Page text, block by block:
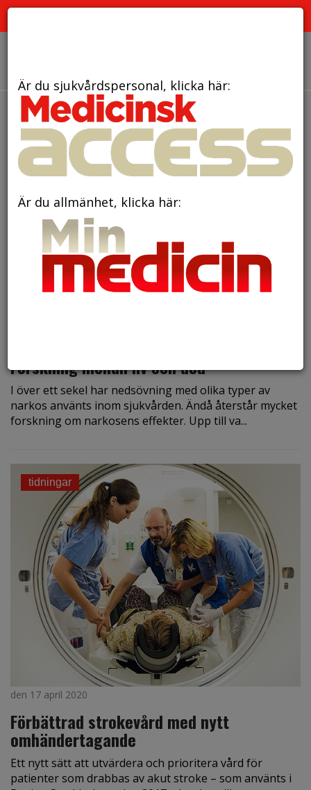
tidningar
Forskning mellan liv och död
I över ett sekel har nedsövning med olika typer av
narkos använts inom sjukvården. Ändå återstår mycket
forskning om narkosens effekter. Upp till va...
tidningar
den 17 april 2020
Förbättrad strokevård med nytt
omhändertagande
Ett nytt sätt att utvärdera och prioritera vård för
patienter som drabbas av akut stroke – som använts i
Är du sjukvårdspersonal, klicka här:
Är du allmänhet, klicka här: